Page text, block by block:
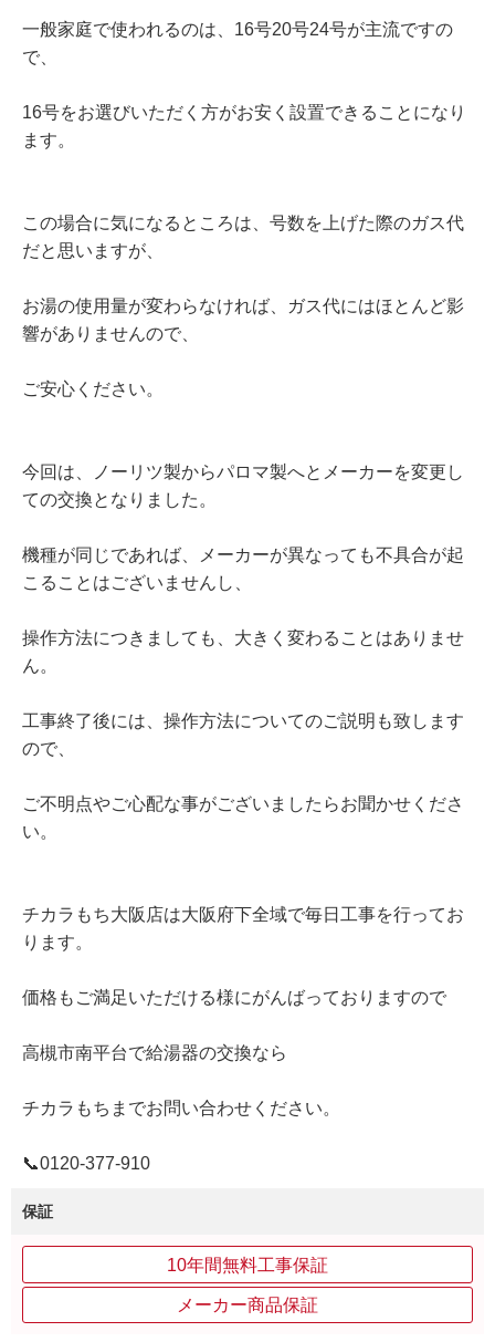
一般家庭で使われるのは、16号20号24号が主流ですの
で、
16号をお選びいただく方がお安く設置できることになり
ます。
この場合に気になるところは、号数を上げた際のガス代
だと思いますが、
お湯の使用量が変わらなければ、ガス代にはほとんど影
響がありませんので、
ご安心ください。
今回は、ノーリツ製からパロマ製へとメーカーを変更し
ての交換となりました。
機種が同じであれば、メーカーが異なっても不具合が起
こることはございませんし、
操作方法につきましても、大きく変わることはありませ
ん。
工事終了後には、操作方法についてのご説明も致します
ので、
ご不明点やご心配な事がございましたらお聞かせくださ
い。
チカラもち大阪店は大阪府下全域で毎日工事を行ってお
ります。
価格もご満足いただける様にがんばっておりますので
高槻市南平台で給湯器の交換なら
チカラもちまでお問い合わせください。
📞0120-377-910
保証
10年間無料工事保証
メーカー商品保証